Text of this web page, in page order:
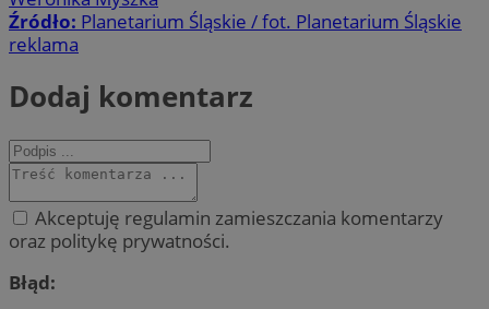
Źródło: Planetarium Śląskie / fot. Planetarium Śląskie
reklama
Dodaj komentarz
Akceptuję regulamin zamieszczania komentarzy
oraz politykę prywatności.
Błąd: